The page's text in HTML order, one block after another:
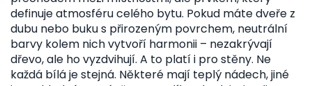
definuje atmosféru celého bytu. Pokud máte dveře z
dubu nebo buku s přirozeným povrchem, neutrální
barvy kolem nich vytvoří harmonii – nezakrývají
dřevo, ale ho vyzdvihují. A to platí i pro stěny. Ne
každá bílá je stejná. Některé mají teplý nádech, jiné